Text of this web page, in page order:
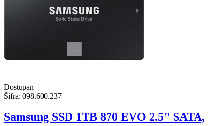
Dostupan
Šifra: 098.600.237
Samsung SSD 1TB 870 EVO 2.5" SATA,